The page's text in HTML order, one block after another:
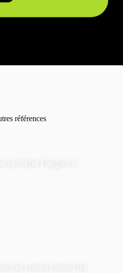
références
la friche Faugier à